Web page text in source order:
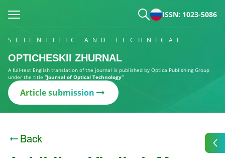
ISSN: 1023-5086
SCIENTIFIC AND TECHNICAL
OPTICHESKII ZHURNAL
A full-text English translation of the journal is published by Optica Publishing Group
under the title “Journal of Optical Technology”
Article submission
Back